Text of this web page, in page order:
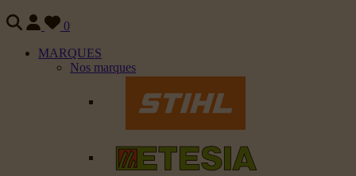
0
MARQUES
Nos marques